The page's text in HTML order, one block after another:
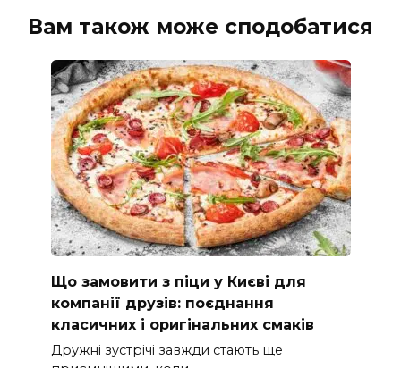
Вам також може сподобатися
Що замовити з піци у Києві для
компанії друзів: поєднання
класичних і оригінальних смаків
Дружні зустрічі завжди стають ще